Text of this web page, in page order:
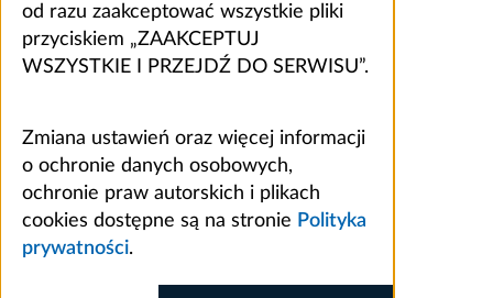
od razu zaakceptować wszystkie pliki
przyciskiem „ZAAKCEPTUJ
WSZYSTKIE I PRZEJDŹ DO SERWISU”.
Zmiana ustawień oraz więcej informacji
o ochronie danych osobowych,
ochronie praw autorskich i plikach
cookies dostępne są na stronie Polityka
prywatności.